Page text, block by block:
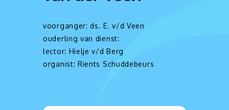
voorganger: ds. E. v/d Veen
ouderling van dienst:
lector: Hielje v/d Berg
organist: Rients Schuddebeurs